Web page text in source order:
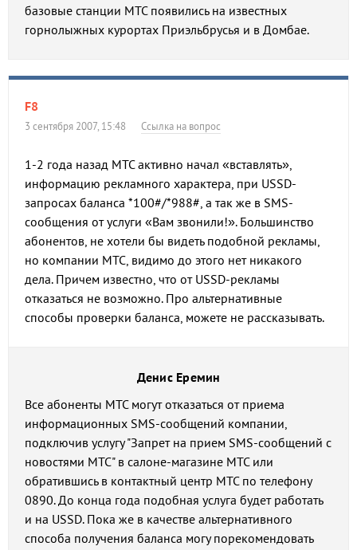
базовые станции МТС появились на известных
горнолыжных курортах Приэльбрусья и в Домбае.
F8
3 сентября 2007, 15:48 Ссылка на вопрос
1-2 года назад МТС активно начал «вставлять»,
информацию рекламного характера, при USSD-
запросах баланса *100#/*988#, а так же в SMS-
сообщения от услуги «Вам звонили!». Большинство
абонентов, не хотели бы видеть подобной рекламы,
но компании МТС, видимо до этого нет никакого
дела. Причем известно, что от USSD-рекламы
отказаться не возможно. Про альтернативные
способы проверки баланса, можете не рассказывать.
Денис Еремин
Все абоненты МТС могут отказаться от приема
информационных SMS-сообщений компании,
подключив услугу "Запрет на прием SMS-сообщений с
новостями МТС" в салоне-магазине МТС или
обратившись в контактный центр МТС по телефону
0890. До конца года подобная услуга будет работать
и на USSD. Пока же в качестве альтернативного
способа получения баланса могу порекомендовать